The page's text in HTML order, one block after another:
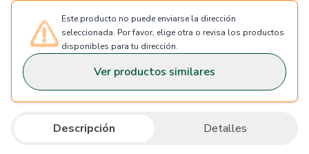
Este producto no puede enviarse la dirección
seleccionada. Por favor, elige otra o revisa los productos
disponibles para tu dirección.
Ver productos similares
Descripción Detalles